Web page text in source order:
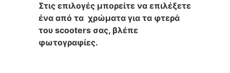
Στις επιλογές μπορείτε να επιλέξετε
ένα από τα χρώματα για τα φτερά
του scooters σας, βλέπε
φωτογραφίες.